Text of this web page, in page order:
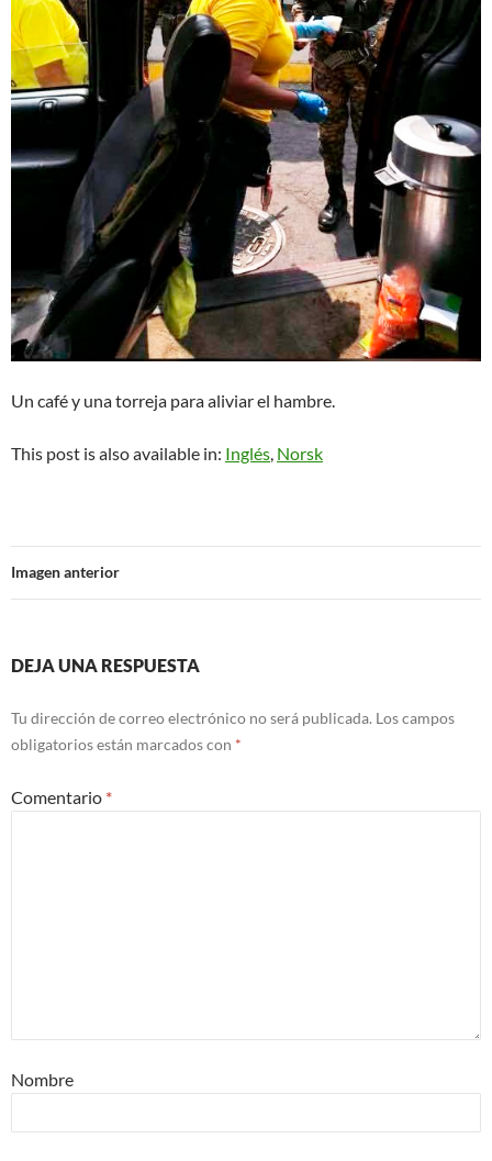
Un café y una torreja para aliviar el hambre.
This post is also available in: Inglés Norsk
Imagen anterior
DEJA UNA RESPUESTA
Tu dirección de correo electrónico no será publicada. Los campos
obligatorios están marcados con *
Comentario *
Nombre